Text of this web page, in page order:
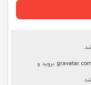
بروید و